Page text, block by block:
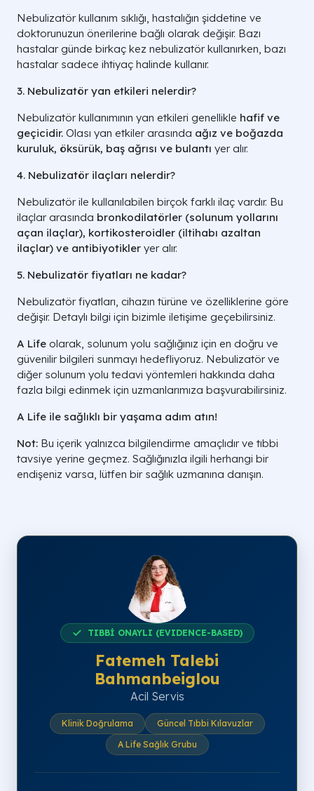
Nebulizatör kullanım sıklığı, hastalığın şiddetine ve
doktorunuzun önerilerine bağlı olarak değişir. Bazı
hastalar günde birkaç kez nebulizatör kullanırken, bazı
hastalar sadece ihtiyaç halinde kullanır.
3. Nebulizatör yan etkileri nelerdir?
Nebulizatör kullanımının yan etkileri genellikle hafif ve
geçicidir. Olası yan etkiler arasında ağız ve boğazda
kuruluk, öksürük, baş ağrısı ve bulantı yer alır.
4. Nebulizatör ilaçları nelerdir?
Nebulizatör ile kullanılabilen birçok farklı ilaç vardır. Bu
ilaçlar arasında bronkodilatörler (solunum yollarını
açan ilaçlar), kortikosteroidler (iltihabı azaltan
ilaçlar) ve antibiyotikler yer alır.
5. Nebulizatör fiyatları ne kadar?
Nebulizatör fiyatları, cihazın türüne ve özelliklerine göre
değişir. Detaylı bilgi için bizimle iletişime geçebilirsiniz.
A Life olarak, solunum yolu sağlığınız için en doğru ve
güvenilir bilgileri sunmayı hedefliyoruz. Nebulizatör ve
diğer solunum yolu tedavi yöntemleri hakkında daha
fazla bilgi edinmek için uzmanlarımıza başvurabilirsiniz.
A Life ile sağlıklı bir yaşama adım atın!
Not: Bu içerik yalnızca bilgilendirme amaçlıdır ve tıbbi
tavsiye yerine geçmez. Sağlığınızla ilgili herhangi bir
endişeniz varsa, lütfen bir sağlık uzmanına danışın.
TIBBİ ONAYLI (EVIDENCE-BASED)
Fatemeh Talebi
Bahmanbeiglou
Acil Servis
Klinik Doğrulama
Güncel Tıbbi Kılavuzlar
A Life Sağlık Grubu